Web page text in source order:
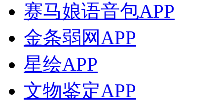
赛马娘语音包APP
金条弱网APP
星绘APP
文物鉴定APP